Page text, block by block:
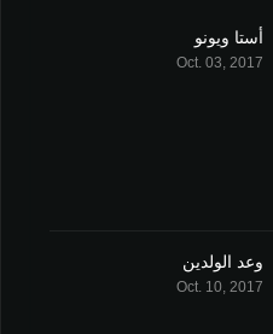
أستا ويونو
Oct. 03, 2017
وعد الولدين
Oct. 10, 2017